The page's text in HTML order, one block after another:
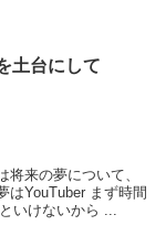
土台にして
来の夢について、
はYouTuber まず時間
いけないから ...